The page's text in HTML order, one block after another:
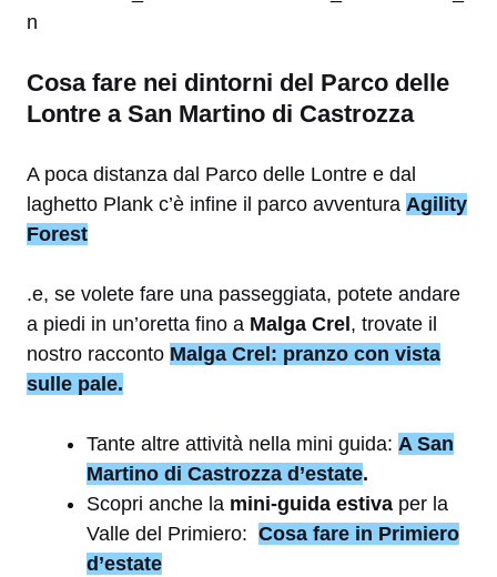
Cosa fare nei dintorni del Parco delle
Lontre a San Martino di Castrozza
A poca distanza dal Parco delle Lontre e dal
laghetto Plank c’è infine il parco avventura Agility
Forest
.e, se volete fare una passeggiata, potete andare
a piedi in un’oretta fino a Malga Crel , trovate il
nostro racconto Malga Crel: pranzo con vista
sulle pale.
Tante altre attività nella mini guida: A San
Martino di Castrozza d’estate.
Scopri anche la mini-guida estiva per la
Valle del Primiero: Cosa fare in Primiero
d’estate